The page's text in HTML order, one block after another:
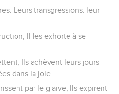
Leurs transgressions, leur
Il les exhorte à se
Ils achèvent leurs jours
dans la joie.
par le glaive, Ils expirent